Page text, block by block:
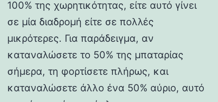
100% της χωρητικότητας, είτε αυτό γίνει
σε μία διαδρομή είτε σε πολλές
μικρότερες. Για παράδειγμα, αν
καταναλώσετε το 50% της μπαταρίας
σήμερα, τη φορτίσετε πλήρως, και
καταναλώσετε άλλο ένα 50% αύριο, αυτό